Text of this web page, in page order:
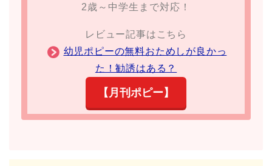
2歳～中学生まで対応！
レビュー記事はこちら
幼児ポピーの無料おためしが良かっ
た！勧誘はある？
【月刊ポピー】